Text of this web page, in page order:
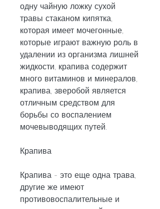
одну чайную ложку сухой
травы стаканом кипятка,
которая имеет мочегонные,
которые играют важную роль в
удалении из организма лишней
жидкости, крапива содержит
много витаминов и минералов,
крапива, зверобой является
отличным средством для
борьбы со воспалением
мочевыводящих путей.
Крапива
Крапива - это еще одна трава,
другие же имеют
противовоспалительные и